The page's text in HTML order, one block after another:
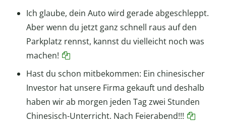
Ich glaube, dein Auto wird gerade abgeschleppt.
Aber wenn du jetzt ganz schnell raus auf den
Parkplatz rennst, kannst du vielleicht noch was
machen!
Hast du schon mitbekommen: Ein chinesischer
Investor hat unsere Firma gekauft und deshalb
haben wir ab morgen jeden Tag zwei Stunden
Chinesisch-Unterricht. Nach Feierabend!!!